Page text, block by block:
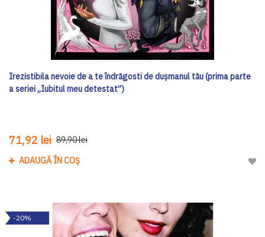
Irezistibila nevoie de a te îndrăgosti de dușmanul tău (prima parte
a seriei „Iubitul meu detestat”)
71,92 lei 89,90 lei
ADAUGĂ ÎN COȘ
-20%